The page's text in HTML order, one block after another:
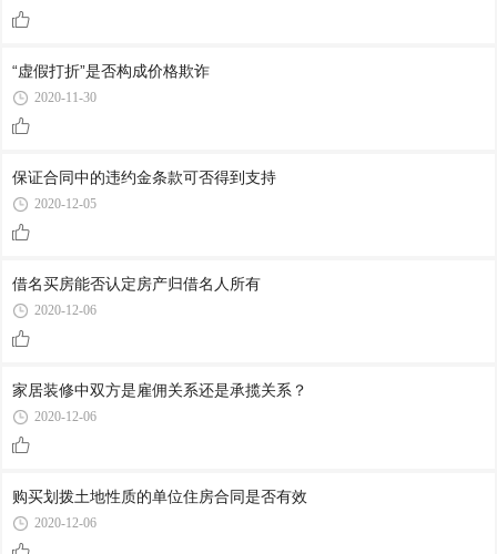
“虚假打折”是否构成价格欺诈
2020-11-30
保证合同中的违约金条款可否得到支持
2020-12-05
借名买房能否认定房产归借名人所有
2020-12-06
家居装修中双方是雇佣关系还是承揽关系？
2020-12-06
购买划拨土地性质的单位住房合同是否有效
2020-12-06